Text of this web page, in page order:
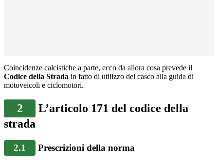
Coincidenze calcistiche a parte, ecco da allora cosa prevede il
Codice della Strada in fatto di utilizzo del casco alla guida di
motoveicoli e ciclomotori.
2
L’articolo 171 del codice della
strada
2.1 Prescrizioni della norma